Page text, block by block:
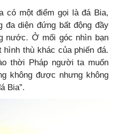
có một điểm gọi là đá Bia,
đa diện đứng bất động đầy
nước. Ở mối góc nhìn bạn
thù khác của phiến đá.
thời Pháp người ta muốn
không được nhưng không
Bia”.